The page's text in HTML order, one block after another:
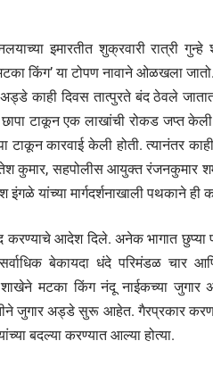
इमारतीत शुक्रवारी रात्री
किंग’ या टोपण नावाने ओळखला
काही दिवस तात्पुरते बंद ठेवले
टाकून एक लाखांची रोकड जप्त
कारवाई केली होती. त्यानंतर
सहपोलीस आयुक्त रंजनकुमार
मार्गदर्शनाखाली पथकाने ही
आदेश दिले. अनेक भागात छुप्या
बेकायदा धंदे परिमंडळ चार
शाखेने मटका किंग नंदू नाईकच्या जुगार
जुगार अड्डे सुरू आहेत. गैरप्रकार
बदल्या करण्यात आल्या होत्या.